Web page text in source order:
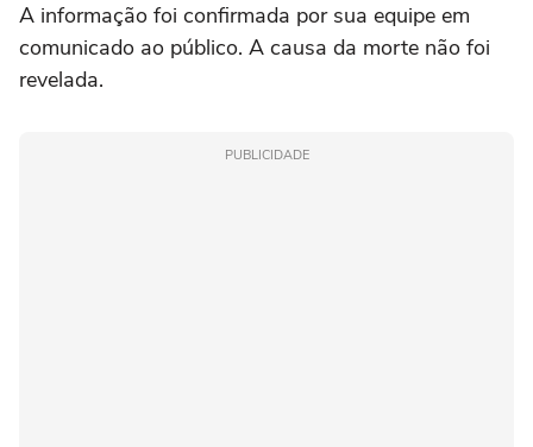
A informação foi confirmada por sua equipe em
comunicado ao público. A causa da morte não foi
revelada.
PUBLICIDADE